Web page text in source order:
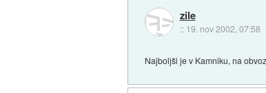
zile
:: 19. nov 2002, 07:58
Najboljši je v Kamniku, na